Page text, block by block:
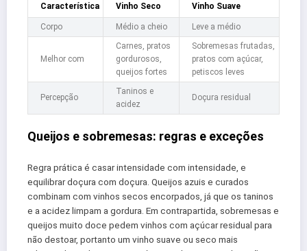
Característica Vinho Seco Vinho Suave
Corpo Médio a cheio Leve a médio
Melhor com
Carnes, pratos
gordurosos,
queijos fortes
Sobremesas frutadas,
pratos com açúcar,
petiscos leves
Percepção
Taninos e
acidez
Doçura residual
Queijos e sobremesas: regras e exceções
Regra prática é casar intensidade com intensidade, e
equilibrar doçura com doçura. Queijos azuis e curados
combinam com vinhos secos encorpados, já que os taninos
e a acidez limpam a gordura. Em contrapartida, sobremesas e
queijos muito doce pedem vinhos com açúcar residual para
não destoar, portanto um vinho suave ou seco mais